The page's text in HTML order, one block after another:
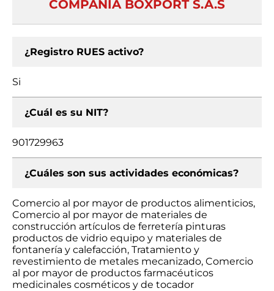
COMPAÑIA BOXPORT S.A.S
¿Registro RUES activo?
Si
¿Cuál es su NIT?
901729963
¿Cuáles son sus actividades económicas?
Comercio al por mayor de productos alimenticios,
Comercio al por mayor de materiales de
construcción artículos de ferretería pinturas
productos de vidrio equipo y materiales de
fontanería y calefacción, Tratamiento y
revestimiento de metales mecanizado, Comercio
al por mayor de productos farmacéuticos
medicinales cosméticos y de tocador